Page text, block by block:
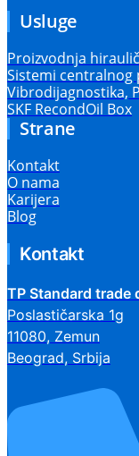
Usluge
Proizvodnja
Sistemi centralnog
Vibrodijagnostika,
SKF RecondOil Box
Strane
Kontakt
O nama
Karijera
Blog
Kontakt
TP Standard trade
Poslastičarska 1g
11080, Zemun
Beograd, Srbija